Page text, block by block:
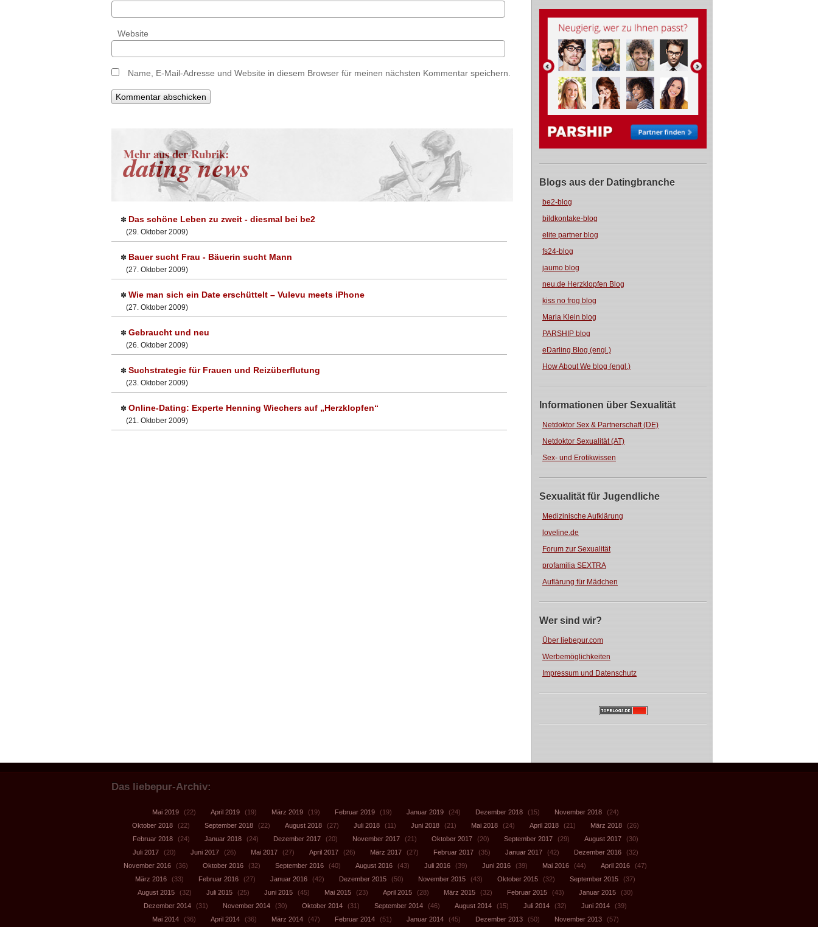
Blogs aus der Datingbranche
be2-blog
bildkontake-blog
elite partner blog
fs24-blog
jaumo blog
neu.de Herzklopfen Blog
kiss no frog blog
Maria Klein blog
PARSHIP blog
eDarling Blog (engl.)
How About We blog (engl.)
Informationen über Sexualität
Netdoktor Sex & Partnerschaft (DE)
Netdoktor Sexualität (AT)
Sex- und Erotikwissen
Sexualität für Jugendliche
Medizinische Aufklärung
loveline.de
Forum zur Sexualität
profamilia SEXTRA
Auflärung für Mädchen
Wer sind wir?
Über liebepur.com
Werbemöglichkeiten
Impressum und Datenschutz
Website
Name, E-Mail-Adresse und Website in diesem Browser für meinen nächsten Kommentar speichern.
Mehr aus der Rubrik:
dating news
✽ Das schöne Leben zu zweit - diesmal bei be2
(29. Oktober 2009)
✽ Bauer sucht Frau - Bäuerin sucht Mann
(27. Oktober 2009)
✽ Wie man sich ein Date erschüttelt – Vulevu meets iPhone
(27. Oktober 2009)
✽ Gebraucht und neu
(26. Oktober 2009)
✽ Suchstrategie für Frauen und Reizüberflutung
(23. Oktober 2009)
✽ Online-Dating: Experte Henning Wiechers auf „Herzklopfen“
(21. Oktober 2009)
Das liebepur-Archiv:
Mai 2019 (22) April 2019 (19) März 2019 (19) Februar 2019 (19) Januar 2019 (24) Dezember 2018 (15) November 2018
(24)
Oktober 2018
(22) September 2018 (22) August 2018 (27) Juli 2018 (11) Juni 2018 (21) Mai 2018 (24) April 2018 (21) März 2018
(26)
Februar 2018
(24) Januar 2018 (24) Dezember 2017 (20) November 2017 (21) Oktober 2017 (20) September 2017 (29) August 2017
(30)
Juli 2017
(20) Juni 2017 (26) Mai 2017 (27) April 2017 (26) März 2017 (27) Februar 2017 (35) Januar 2017 (42) Dezember 2016
(32)
November 2016
(36) Oktober 2016 (32) September 2016 (40) August 2016 (43) Juli 2016 (39) Juni 2016 (39) Mai 2016 (44) April 2016
(47)
März 2016
(33) Februar 2016 (27) Januar 2016 (42) Dezember 2015 (50) November 2015 (43) Oktober 2015 (32) September 2015
(37)
August 2015
(32) Juli 2015 (25) Juni 2015 (45) Mai 2015 (23) April 2015 (28) März 2015 (32) Februar 2015 (43) Januar 2015
(30)
Dezember 2014
(31) November 2014 (30) Oktober 2014 (31) September 2014 (46) August 2014 (15) Juli 2014 (32) Juni 2014
(39)
Mai 2014
(36) April 2014 (36) März 2014 (47) Februar 2014 (51) Januar 2014 (45) Dezember 2013 (50) November 2013 (57)